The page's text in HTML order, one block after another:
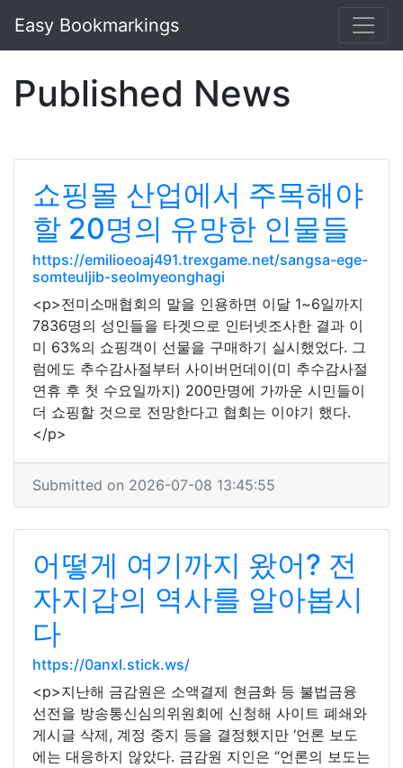
Easy Bookmarkings
Published News
쇼핑몰 산업에서 주목해야
할 20명의 유망한 인물들
https://emilioeoaj491.trexgame.net/sangsa-ege-
somteuljib-seolmyeonghagi
<p>전미소매협회의 말을 인용하면 이달 1~6일까지
7836명의 성인들을 타겟으로 인터넷조사한 결과 이
미 63%의 쇼핑객이 선물을 구매하기 실시했었다. 그
럼에도 추수감사절부터 사이버먼데이(미 추수감사절
연휴 후 첫 수요일까지) 200만명에 가까운 시민들이
더 쇼핑할 것으로 전망한다고 협회는 이야기 했다.
</p>
Submitted on 2026-07-08 13:45:55
어떻게 여기까지 왔어? 전
자지갑의 역사를 알아봅시
다
https://0anxl.stick.ws/
<p>지난해 금감원은 소액결제 현금화 등 불법금융
선전을 방송통신심의위원회에 신청해 사이트 폐쇄와
게시글 삭제, 계정 중지 등을 결정했지만 ‘언론 보도
에는 대응하지 않았다. 금감원 지인은 “언론의 보도는